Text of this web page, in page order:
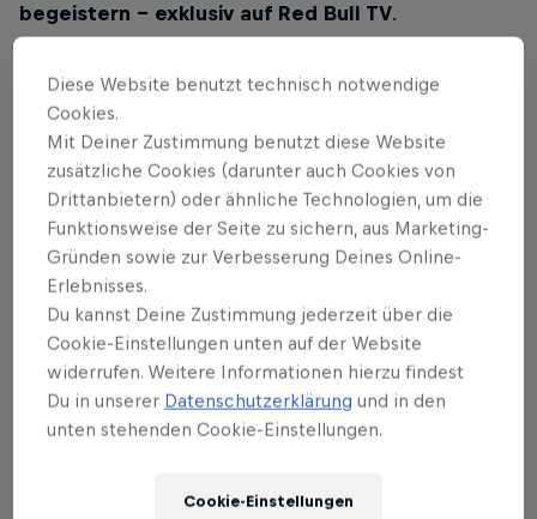
begeistern – exklusiv auf Red Bull TV.
Vom Rookie zum
Diese Website benutzt technisch notwendige
Cookies.
Mit Deiner Zustimmung benutzt diese Website
zusätzliche Cookies (darunter auch Cookies von
Drittanbietern) oder ähnliche Technologien, um die
Funktionsweise der Seite zu sichern, aus Marketing-
Gründen sowie zur Verbesserung Deines Online-
Erlebnisses.
Du kannst Deine Zustimmung jederzeit über die
Cookie-Einstellungen unten auf der Website
widerrufen. Weitere Informationen hierzu findest
Du in unserer Datenschutzerklärung und in den
unten stehenden Cookie-Einstellungen.
Cookie-Einstellungen